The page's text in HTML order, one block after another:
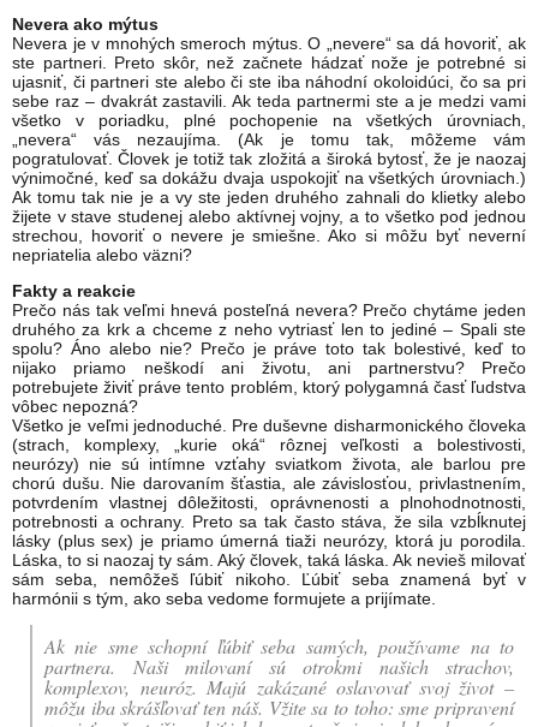
Nevera ako mýtus
Nevera je v mnohých smeroch mýtus. O „nevere“ sa dá hovoriť, ak
ste partneri. Preto skôr, než začnete hádzať nože je potrebné si
ujasniť, či partneri ste alebo či ste iba náhodní okoloidúci, čo sa pri
sebe raz – dvakrát zastavili. Ak teda partnermi ste a je medzi vami
všetko v poriadku, plné pochopenie na všetkých úrovniach,
„nevera“ vás nezaujíma. (Ak je tomu tak, môžeme vám
pogratulovať. Človek je totiž tak zložitá a široká bytosť, že je naozaj
výnimočné, keď sa dokážu dvaja uspokojiť na všetkých úrovniach.)
Ak tomu tak nie je a vy ste jeden druhého zahnali do klietky alebo
žijete v stave studenej alebo aktívnej vojny, a to všetko pod jednou
strechou, hovoriť o nevere je smiešne. Ako si môžu byť neverní
nepriatelia alebo väzni?
Fakty a reakcie
Prečo nás tak veľmi hnevá posteľná nevera? Prečo chytáme jeden
druhého za krk a chceme z neho vytriasť len to jediné – Spali ste
spolu? Áno alebo nie? Prečo je práve toto tak bolestivé, keď to
nijako priamo neškodí ani životu, ani partnerstvu? Prečo
potrebujete živiť práve tento problém, ktorý polygamná časť ľudstva
vôbec nepozná?
Všetko je veľmi jednoduché. Pre duševne disharmonického človeka
(strach, komplexy, „kurie oká“ rôznej veľkosti a bolestivosti,
neurózy) nie sú intímne vzťahy sviatkom života, ale barlou pre
chorú dušu. Nie darovaním šťastia, ale závislosťou, privlastnením,
potvrdením vlastnej dôležitosti, oprávnenosti a plnohodnotnosti,
potrebnosti a ochrany. Preto sa tak často stáva, že sila vzbĺknutej
lásky (plus sex) je priamo úmerná tiaži neurózy, ktorá ju porodila.
Láska, to si naozaj ty sám. Aký človek, taká láska. Ak nevieš milovať
sám seba, nemôžeš ľúbiť nikoho. Ľúbiť seba znamená byť v
harmónii s tým, ako seba vedome formujete a prijímate.
Ak nie sme schopní ľúbiť seba samých, používame na to
partnera. Naši milovaní sú otrokmi našich strachov,
komplexov, neuróz. Majú zakázané oslavovať svoj život –
môžu iba skrášľovať ten náš. Vžite sa to toho: sme pripravení